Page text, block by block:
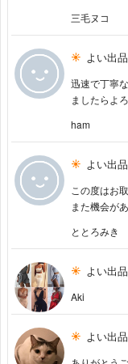
三毛ヌコ
よい出
迅速で丁寧
ましたらよ
ham
よい出
この度はお
また機会が
ととろみき
よい出
Aki
よい出